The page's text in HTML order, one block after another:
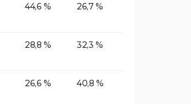
44,6 % 26,7 %
28,8 % 32,3 %
26,6 % 40,8 %